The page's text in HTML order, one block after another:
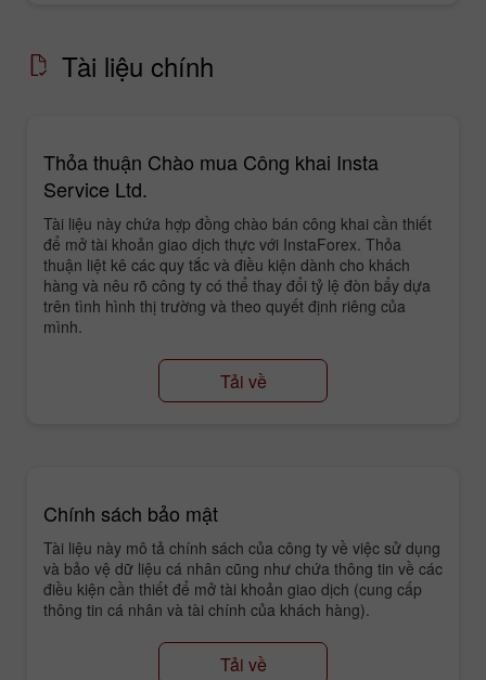
Tài liệu chính
Thỏa thuận Chào mua Công khai Insta
Service Ltd.
Tài liệu này chứa hợp đồng chào bán công khai cần thiết
để mở tài khoản giao dịch thực với InstaForex. Thỏa
thuận liệt kê các quy tắc và điều kiện dành cho khách
hàng và nêu rõ công ty có thể thay đổi tỷ lệ đòn bẩy dựa
trên tình hình thị trường và theo quyết định riêng của
mình.
Tải về
Chính sách bảo mật
Tài liệu này mô tả chính sách của công ty về việc sử dụng
và bảo vệ dữ liệu cá nhân cũng như chứa thông tin về các
điều kiện cần thiết để mở tài khoản giao dịch (cung cấp
thông tin cá nhân và tài chính của khách hàng).
Tải về